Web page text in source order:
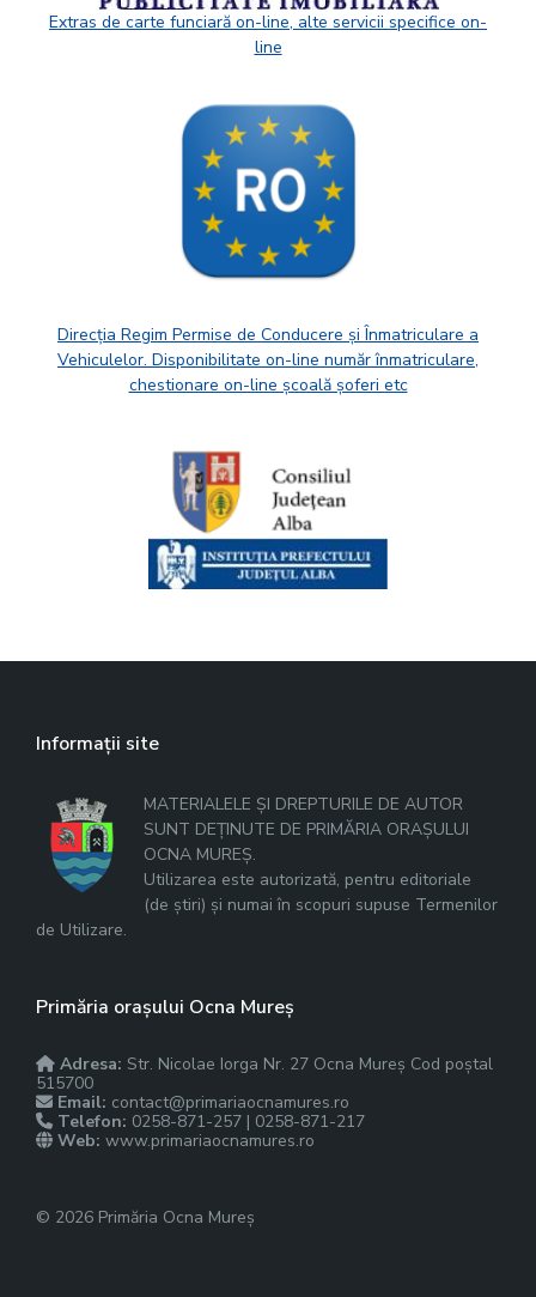
Extras de carte funciară on-line, alte servicii specifice on-
line
Direcția Regim Permise de Conducere și Înmatriculare a
Vehiculelor. Disponibilitate on-line număr înmatriculare,
chestionare on-line școală șoferi etc
Informații site
MATERIALELE ȘI DREPTURILE DE AUTOR
SUNT DEȚINUTE DE PRIMĂRIA ORAȘULUI
OCNA MUREȘ.
Utilizarea este autorizată, pentru editoriale
(de știri) și numai în scopuri supuse Termenilor
de Utilizare.
Primăria orașului Ocna Mureș
Adresa: Str. Nicolae Iorga Nr. 27 Ocna Mureș Cod poștal
515700
Email: contact@primariaocnamures.ro
Telefon: 0258-871-257 | 0258-871-217
Web: www.primariaocnamures.ro
© 2026 Primăria Ocna Mureș